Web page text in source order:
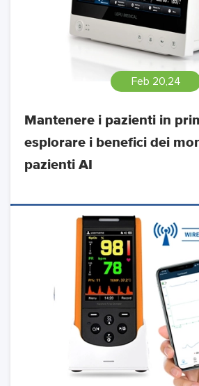
Feb 20,24
Mantenere i pazienti in
esplorare i benefici dei
pazienti AI